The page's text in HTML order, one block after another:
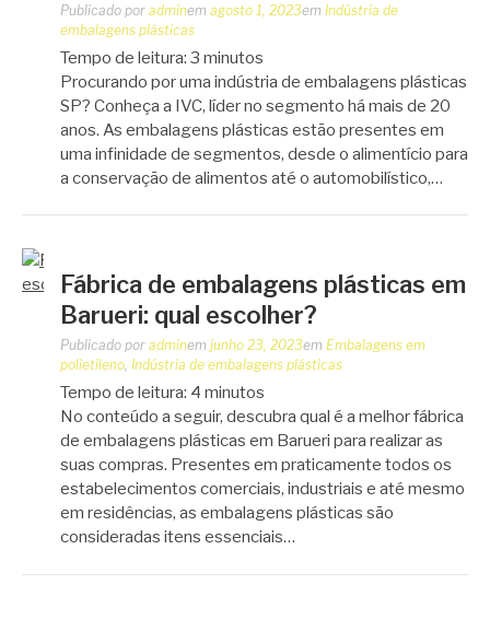
Publicado por adminem agosto 1, 2023em Indústria de
embalagens plásticas
Tempo de leitura: 3 minutos
Procurando por uma indústria de embalagens plásticas
SP? Conheça a IVC, líder no segmento há mais de 20
anos. As embalagens plásticas estão presentes em
uma infinidade de segmentos, desde o alimentício para
a conservação de alimentos até o automobilístico,…
Fábrica de embalagens plásticas em
Barueri: qual escolher?
Publicado por adminem junho 23, 2023em Embalagens em
polietileno, Indústria de embalagens plásticas
Tempo de leitura: 4 minutos
No conteúdo a seguir, descubra qual é a melhor fábrica
de embalagens plásticas em Barueri para realizar as
suas compras. Presentes em praticamente todos os
estabelecimentos comerciais, industriais e até mesmo
em residências, as embalagens plásticas são
consideradas itens essenciais…